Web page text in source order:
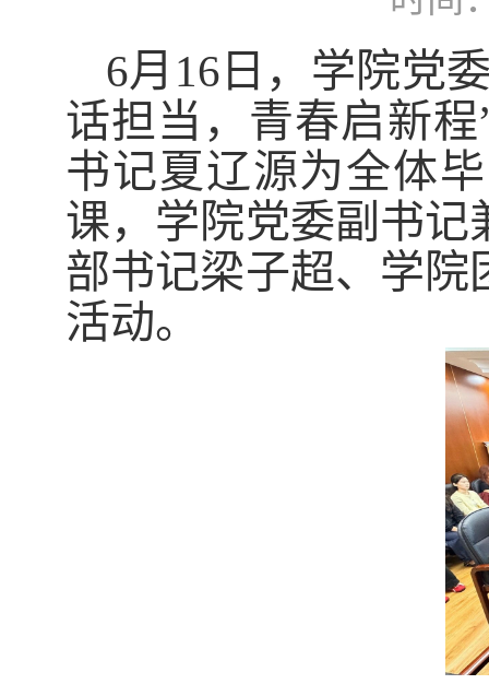
6月16日，学院党
话担当，青春启新
书记夏辽源为全体
课，学院党委副书
部书记梁子超、学
活动。